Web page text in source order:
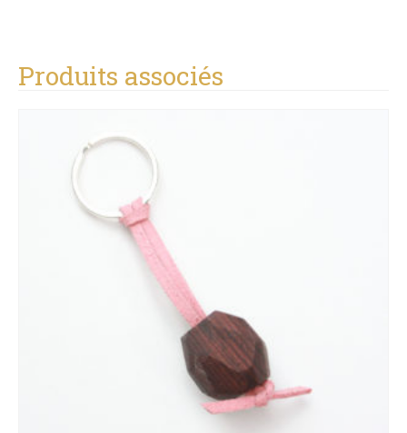
Produits associés